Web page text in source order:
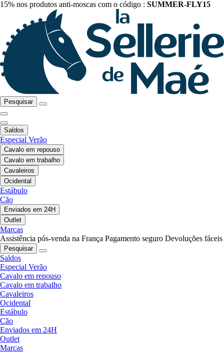
15% nos produtos anti-moscas com o código : SUMMER-FLY15
Pesquisar
Saldos
Especial Verão
Cavalo em repouso
Cavalo em trabalho
Cavaleiros
Ocidental
Estábulo
Cão
Enviados em 24H
Outlet
Marcas
Assistência pós-venda na França Pagamento seguro Devoluções fáceis
Pesquisar
Saldos
Especial Verão
Cavalo em repouso
Cavalo em trabalho
Cavaleiros
Ocidental
Estábulo
Cão
Enviados em 24H
Outlet
Marcas